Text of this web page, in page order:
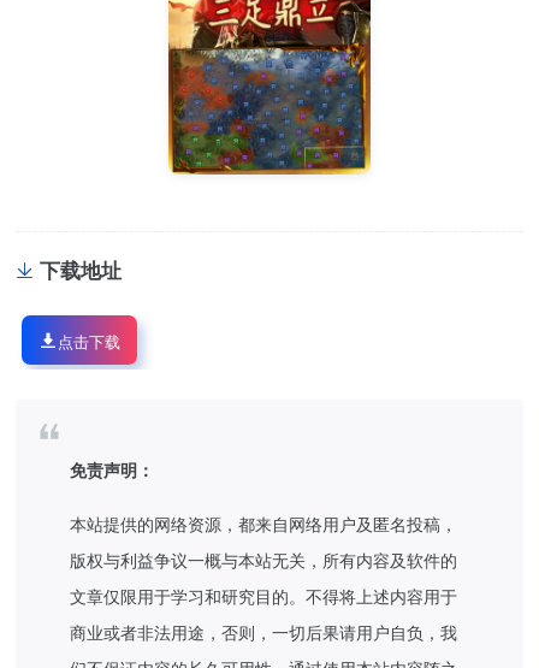
下载地址
点击下载
免责声明：
本站提供的网络资源，都来自网络用户及匿名投稿，
版权与利益争议一概与本站无关，所有内容及软件的
文章仅限用于学习和研究目的。不得将上述内容用于
商业或者非法用途，否则，一切后果请用户自负，我